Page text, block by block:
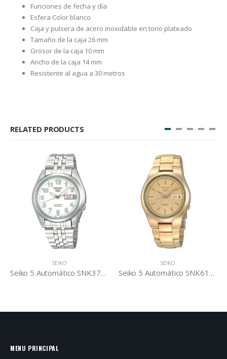
Funciones de fecha y día
Esfera Color blanco
Caja y pulsera de acero inoxidable en tono plateado
Tamaño de la caja 26 mm
Grosor de la caja 10 mm
Ancho de la caja 14 mm
Resistente al agua a 30 metros
RELATED PRODUCTS
Seiko 5 Automático SNK377K1 Seiko 5 Automático SNK610K1
MENU PRINCIPAL